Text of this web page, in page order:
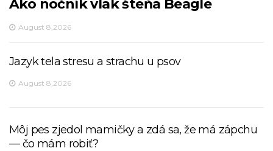
Ako nočník vlak šteňa Beagle
August 8,2026
Jazyk tela stresu a strachu u psov
August 8,2026
Môj pes zjedol mamičky a zdá sa, že má zápchu
— čo mám robiť?